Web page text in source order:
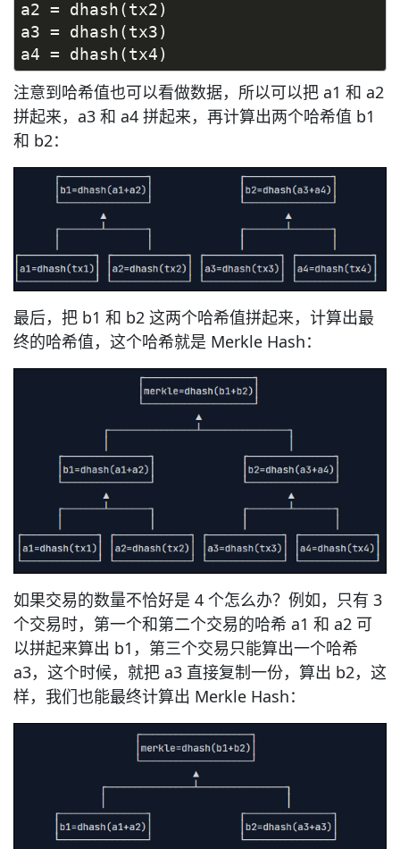
a2 = dhash(tx2)
a3 = dhash(tx3)
a4 = dhash(tx4)
注意到哈希值也可以看做数据，所以可以把 a1 和 a2
拼起来，a3 和 a4 拼起来，再计算出两个哈希值 b1
和 b2：
最后，把 b1 和 b2 这两个哈希值拼起来，计算出最
终的哈希值，这个哈希就是 Merkle Hash：
如果交易的数量不恰好是 4 个怎么办？例如，只有 3
个交易时，第一个和第二个交易的哈希 a1 和 a2 可
以拼起来算出 b1，第三个交易只能算出一个哈希
a3，这个时候，就把 a3 直接复制一份，算出 b2，这
样，我们也能最终计算出 Merkle Hash：